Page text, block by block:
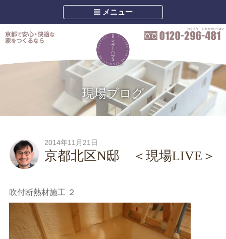
メニュー
現場ブログ
2014年11月21日
京都北区N邸 ＜現場LIVE＞
吹付断熱材施工 ２